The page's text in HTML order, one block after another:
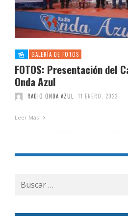
GALERÍA DE FOTOS
FOTOS: Presentación del
Onda Azul
RADIO ONDA AZUL 11 ENERO, 2022
Leer Más
Buscar
por: